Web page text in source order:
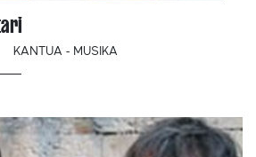
KANTUA - MUSIKA